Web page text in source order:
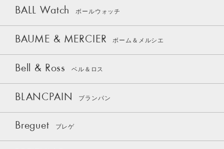
BALL Watch ボールウォッチ
BAUME & MERCIER ボーム＆メルシエ
Bell & Ross ベル＆ロス
BLANCPAIN ブランパン
Breguet ブレゲ